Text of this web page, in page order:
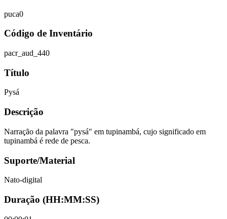
puca0
Código de Inventário
pacr_aud_440
Título
Pysá
Descrição
Narração da palavra "pysá" em tupinambá, cujo significado em
tupinambá é rede de pesca.
Suporte/Material
Nato-digital
Duração (HH:MM:SS)